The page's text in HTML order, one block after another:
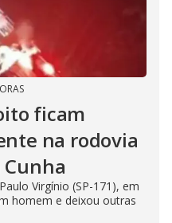
ficam
na rodovia
Virgínio (SP-171), em
homem e deixou outras